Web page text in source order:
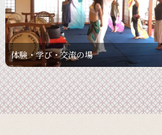
体験・学び・交流の場